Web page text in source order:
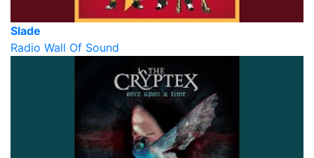
Slade
Radio Wall Of Sound